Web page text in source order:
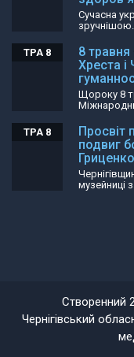
Сучасна
8
Хреста і
ТРА 8
Щороку 8
Просвіт
подвиг
Гриценко
ТРА 8
музейниці
Створенний
Чернігівський